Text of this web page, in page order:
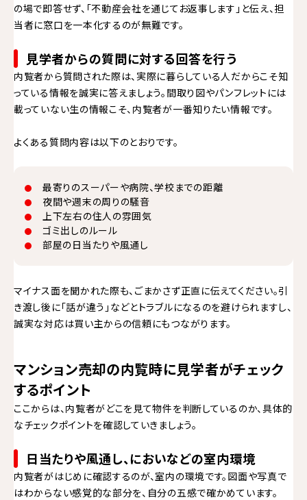
の場で即答せず、「不動産会社を通じてお返事します」と伝え、担
当者に窓口を一本化するのが無難です。
見学者からの質問に対する回答を行う
内覧者から質問された際は、実際に暮らしている人だからこそ知
っている情報を誠実に答えましょう。間取り図やパンフレットには
載っていない生の情報こそ、内覧者が一番知りたい情報です。
よくある質問内容は以下のとおりです。
最寄りのスーパーや病院、学校までの距離
夜間や週末の周りの騒音
上下左右の住人の雰囲気
ゴミ出しのルール
部屋の日当たりや風通し
マイナス面を聞かれた際も、ごまかさず正直に伝えてください。引
き渡し後に「話が違う」などとトラブルになるのを避けられますし、
誠実な対応は買い主からの信頼にもつながります。
マンション売却の内覧時に見学者がチェック
するポイント
ここからは、内覧者がどこを見て物件を判断しているのか、具体的
なチェックポイントを確認していきましょう。
日当たりや風通し、においなどの室内環境
内覧者がはじめに確認するのが、室内の環境です。図面や写真で
はわからない感覚的な部分を、自分の五感で確かめています。